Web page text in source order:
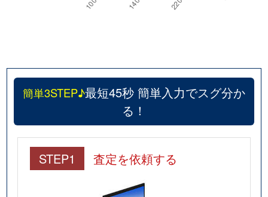
簡単3STEP♪最短45秒 簡単入力でスグ分か
る！
STEP1 査定を依頼する